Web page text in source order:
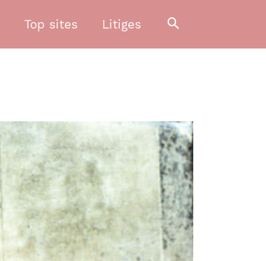
Top sites Litiges